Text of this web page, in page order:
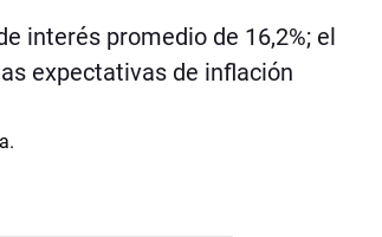
interés promedio de 16,2%; el
expectativas de inflación